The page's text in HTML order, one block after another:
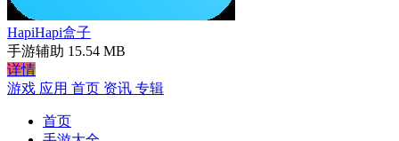
HapiHapi盒子
手游辅助 15.54 MB
详情
游戏 应用 首页 资讯 专辑
首页